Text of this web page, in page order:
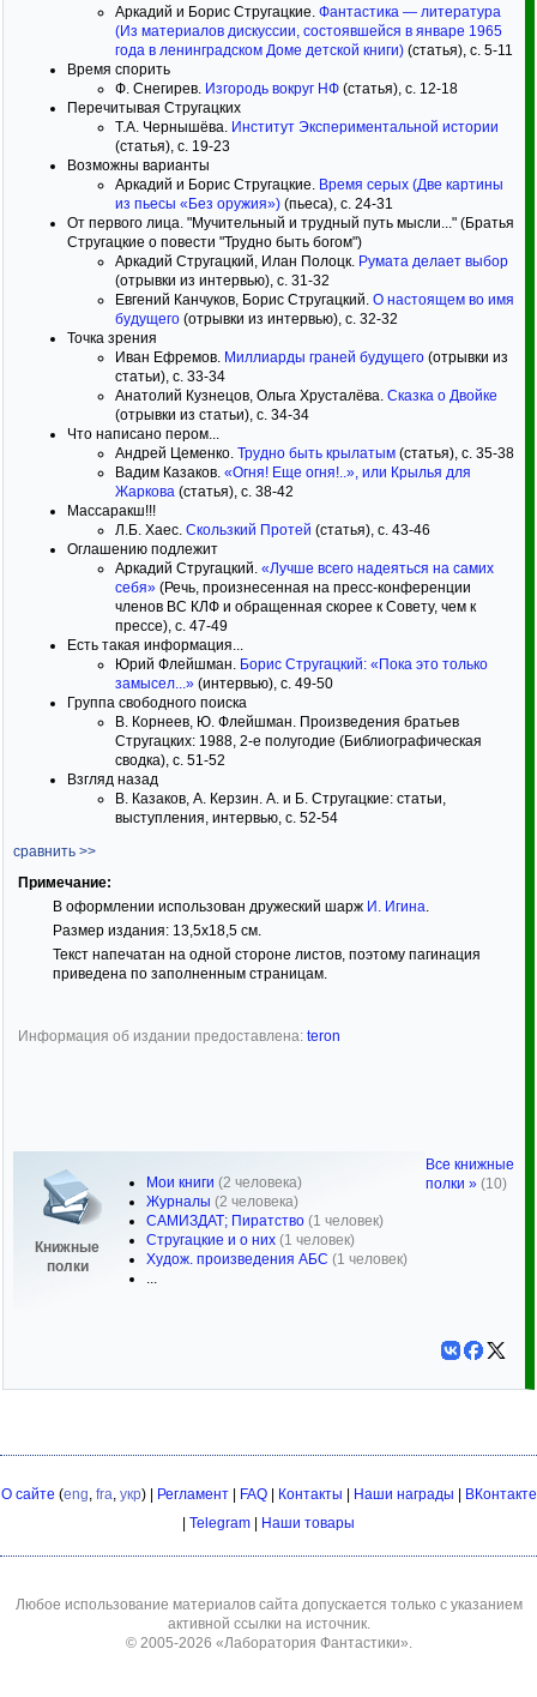
Аркадий и Борис Стругацкие. Фантастика — литература
(Из материалов дискуссии, состоявшейся в январе 1965
года в ленинградском Доме детской книги) (статья), с. 5-11
Время спорить
Ф. Снегирев. Изгородь вокруг НФ (статья), с. 12-18
Перечитывая Стругацких
Т.А. Чернышёва. Институт Экспериментальной истории
(статья), с. 19-23
Возможны варианты
Аркадий и Борис Стругацкие. Время серых (Две картины
из пьесы «Без оружия») (пьеса), с. 24-31
От первого лица. "Мучительный и трудный путь мысли..." (Братья
Стругацкие о повести "Трудно быть богом")
Аркадий Стругацкий, Илан Полоцк. Румата делает выбор
(отрывки из интервью), с. 31-32
Евгений Канчуков, Борис Стругацкий. О настоящем во имя
будущего (отрывки из интервью), с. 32-32
Точка зрения
Иван Ефремов. Миллиарды граней будущего (отрывки из
статьи), с. 33-34
Анатолий Кузнецов, Ольга Хрусталёва. Сказка о Двойке
(отрывки из статьи), с. 34-34
Что написано пером...
Андрей Цеменко. Трудно быть крылатым (статья), с. 35-38
Вадим Казаков. «Огня! Еще огня!..», или Крылья для
Жаркова (статья), с. 38-42
Массаракш!!!
Л.Б. Хаес. Скользкий Протей (статья), с. 43-46
Оглашению подлежит
Аркадий Стругацкий. «Лучше всего надеяться на самих
себя» (Речь, произнесенная на пресс-конференции
членов ВС КЛФ и обращенная скорее к Совету, чем к
прессе), с. 47-49
Есть такая информация...
Юрий Флейшман. Борис Стругацкий: «Пока это только
замысел...» (интервью), с. 49-50
Группа свободного поиска
В. Корнеев, Ю. Флейшман. Произведения братьев
Стругацких: 1988, 2-е полугодие (Библиографическая
сводка), с. 51-52
Взгляд назад
В. Казаков, А. Керзин. А. и Б. Стругацкие: статьи,
выступления, интервью, с. 52-54
сравнить >>
Примечание:
В оформлении использован дружеский шарж И. Игина.
Размер издания: 13,5х18,5 см.
Текст напечатан на одной стороне листов, поэтому пагинация
приведена по заполненным страницам.
Информация об издании предоставлена: teron
Книжные
полки
Мои книги (2 человека)
Журналы (2 человека)
САМИЗДАТ; Пиратство (1 человек)
Стругацкие и о них (1 человек)
Худож. произведения АБС (1 человек)
...
Все книжные
полки » (10)
О сайте (eng, fra, укр) | Регламент| FAQ| Контакты Наши награды
ВКонтакте
Telegram Наши товары
Любое использование материалов сайта допускается только с указанием
активной ссылки на источник.
© 2005-2026 «Лаборатория Фантастики».